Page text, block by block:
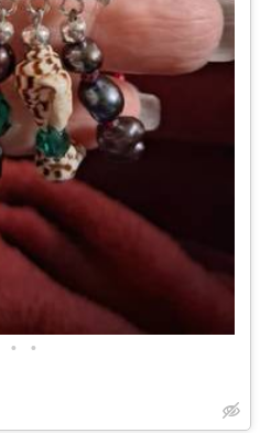
• •